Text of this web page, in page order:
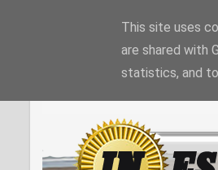
10:31:19 AM
This site uses
are shared with
statistics, and